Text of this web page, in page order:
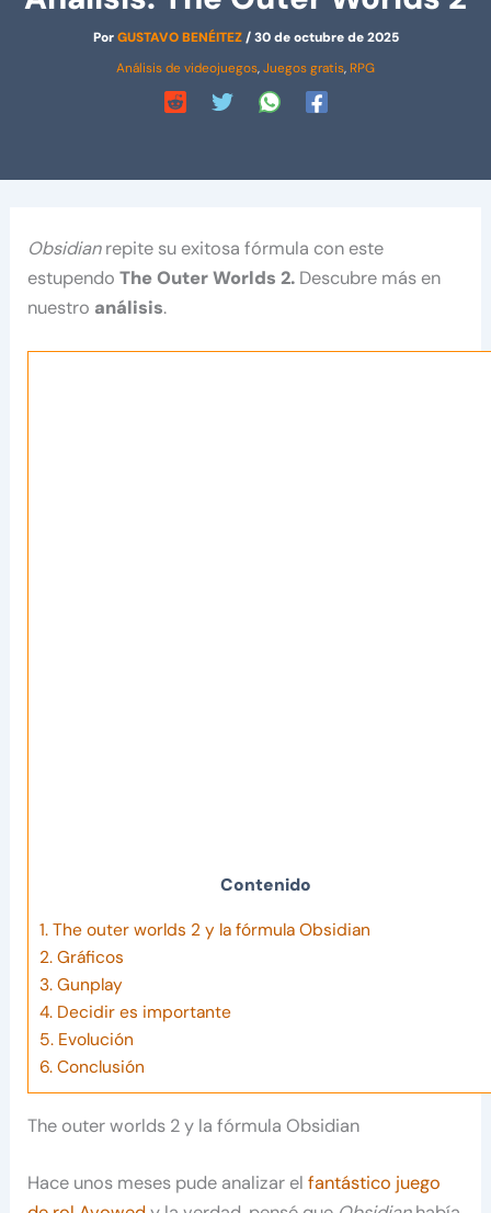
PorGUSTAVO BENÉITEZ/30 de octubre de 2025
Análisis de videojuegos,Juegos gratis, RPG
Obsidianrepite su exitosa fórmula con este
estupendoThe Outer Worlds 2. Descubre más en
nuestro análisis.
Contenido
1. The outer worlds 2 y la fórmula Obsidian
2. Gráficos
3. Gunplay
4. Decidir es importante
5. Evolución
6. Conclusión
The outer worlds 2 y la fórmula Obsidian
Hace unos meses pude analizar elfantástico juego